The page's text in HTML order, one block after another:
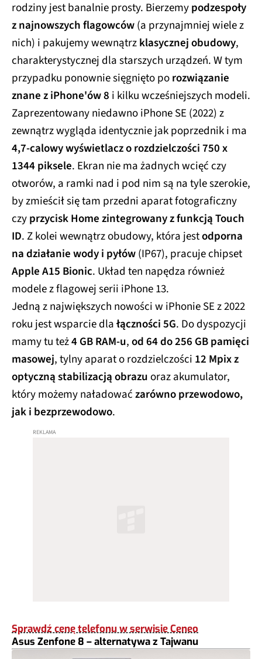
rodziny jest banalnie prosty. Bierzemypodzespoły
z najnowszych flagowców(a przynajmniej wiele z
nich) i pakujemy wewnątrzklasycznej obudowy,
charakterystycznej dla starszych urządzeń. W tym
przypadku ponownie sięgnięto porozwiązanie
znane z iPhone'ów 8 i kilku wcześniejszych modeli.
Zaprezentowany niedawno iPhone SE (2022) z
zewnątrz wygląda identycznie jak poprzednik i ma
4,7-calowy wyświetlacz o rozdzielczości 750 x
1344 piksele. Ekran nie ma żadnych wcięć czy
otworów, a ramki nad i pod nim są na tyle szerokie,
by zmieścił się tam przedni aparat fotograficzny
czyprzycisk Home zintegrowany z funkcją Touch
ID. Z kolei wewnątrz obudowy, która jestodporna
na działanie wody i pyłów(IP67), pracuje chipset
Apple A15 Bionic. Układ ten napędza również
modele z flagowej serii iPhone 13.
Jedną z największych nowości w iPhonie SE z 2022
roku jest wsparcie dlałączności 5G. Do dyspozycji
mamy tu też4 GB RAM-u,od 64 do 256 GB pamięci
masowej, tylny aparat o rozdzielczości 12 Mpix z
optyczną stabilizacją obrazuoraz akumulator,
który możemy naładowaćzarówno przewodowo,
jak i bezprzewodowo.
Sprawdź cenę telefonu w serwisie Ceneo
Asus Zenfone 8 – alternatywa z Tajwanu